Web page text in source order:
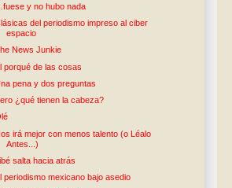
…fuese y no hubo nada
del periodismo impreso al ciber
espacio
News Junkie
porqué de las cosas
pena y dos preguntas
¿qué tienen la cabeza?
irá mejor con menos talento (o Léalo
Antes...)
salta hacia atrás
periodismo mexicano bajo asedio